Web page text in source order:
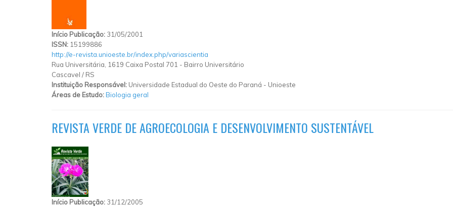
Início Publicação: 31/05/2001
ISSN: 15199886
http://e-revista.unioeste.br/index.php/variascientia
Rua Universitária, 1619 Caixa Postal 701 - Bairro Universitário
Cascavel / RS
Instituição Responsável: Universidade Estadual do Oeste do Paraná - Unioeste
Áreas de Estudo:Biologia geral
REVISTA VERDE DE AGROECOLOGIA E DESENVOLVIMENTO SUSTENTÁVEL
Início Publicação: 31/12/2005